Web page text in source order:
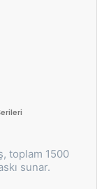
toplam 1500
sunar.